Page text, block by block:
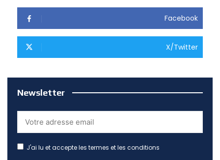
Facebook
X/Twitter
Newsletter
J'ai lu et accepte les termes et les conditions